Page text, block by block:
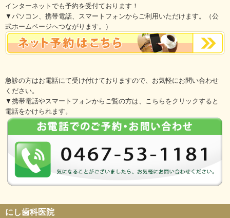
インターネットでも予約を受付ております！
▼パソコン、携帯電話、スマートフォンからご利用いただけます。（公
式ホームページへつながります。）
急診の方はお電話にて受け付けておりますので、お気軽にお問い合わせ
ください。
▼携帯電話やスマートフォンからご覧の方は、こちらをクリックすると
電話をかけられます。
にし歯科医院